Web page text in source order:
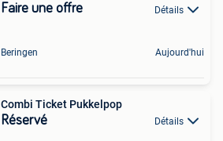
Faire une offre Détails
Beringen Aujourd'hui
Combi Ticket Pukkelpop
Réservé Détails